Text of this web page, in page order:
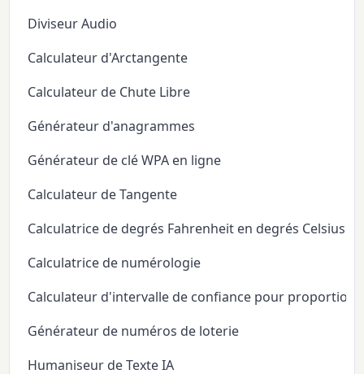
Diviseur Audio
Calculateur d'Arctangente
Calculateur de Chute Libre
Générateur d'anagrammes
Générateur de clé WPA en ligne
Calculateur de Tangente
Calculatrice de degrés Fahrenheit en degrés Celsius
Calculatrice de numérologie
Calculateur d'intervalle de confiance pour proportion
Générateur de numéros de loterie
Humaniseur de Texte IA